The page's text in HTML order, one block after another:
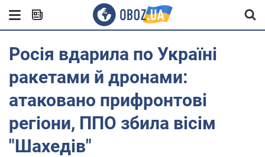
Росія вдарила по Україні
ракетами й дронами:
атаковано прифронтові
регіони, ППО збила вісім
"Шахедів"